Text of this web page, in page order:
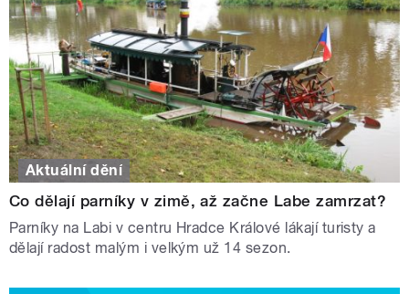
Aktuální dění
Co dělají parníky v zimě, až začne Labe zamrzat?
Parníky na Labi v centru Hradce Králové lákají turisty a
dělají radost malým i velkým už 14 sezon.